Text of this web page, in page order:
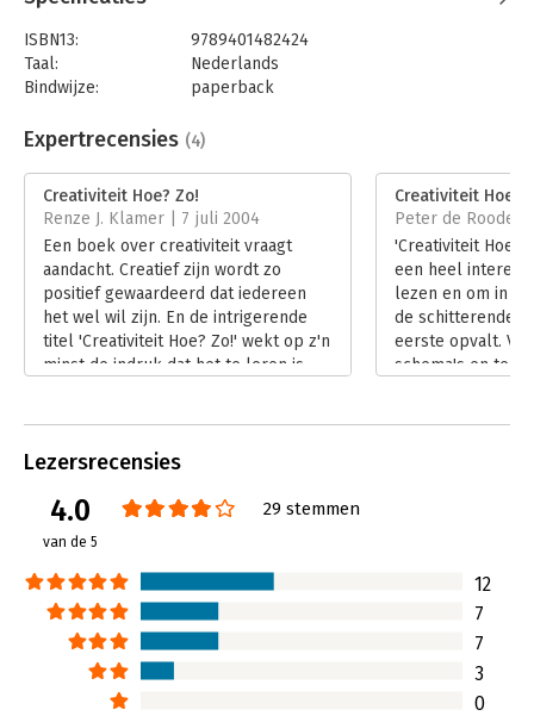
ISBN13:
9789401482424
Taal:
Nederlands
Bindwijze:
paperback
Uitgever:
LannooCampus
Verschijningsdatum:
Hoofdrubriek: Persoonlijke effectiviteit
Expertrecensies (4)
Creativiteit Hoe? Zo!
Renze J. Klamer | 7 juli 2004
Een boek over creativiteit vraagt
aandacht. Creatief zijn wordt zo
positief gewaardeerd dat iedereen
het wel wil zijn. En de intrigerende
titel 'Creativiteit Hoe? Zo!' wekt op z'n
minst de indruk dat het te leren is.
Creativiteit Hoe?
Peter de Roode |
'Creativiteit
een heel
lezen en om in
de schitterende
eerste opvalt.
schema's en
Lezersrecensies
4.0
van de 5
29 stemmen
12
7
7
3
0